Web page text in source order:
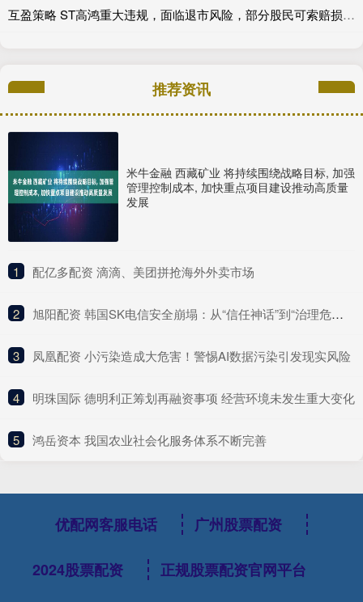
互盈策略 ST高鸿重大违规，面临退市风险，部分股民可索赔损失！
推荐资讯
米牛金融 西藏矿业 将持续围绕战略目标, 加强
管理控制成本, 加快重点项目建设推动高质量
发展
1 ​配亿多配资 滴滴、美团拼抢海外外卖市场
2 ​旭阳配资 韩国SK电信安全崩塌：从“信任神话”到“治理危机”的行业警示
3 ​凤凰配资 小污染造成大危害！警惕AI数据污染引发现实风险
4 ​明珠国际 德明利正筹划再融资事项 经营环境未发生重大变化
5 ​鸿岳资本 我国农业社会化服务体系不断完善
优配网客服电话 广州股票配资
2024股票配资 正规股票配资官网平台